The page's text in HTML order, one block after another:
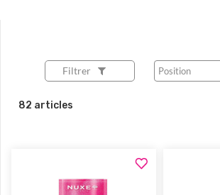
Filtrer
82 articles